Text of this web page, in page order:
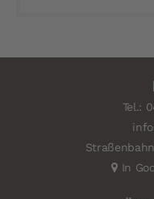
Tel.:
In